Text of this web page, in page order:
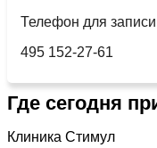
Телефон для
495 152-27-61
Где сегодня
Клиника Стимул